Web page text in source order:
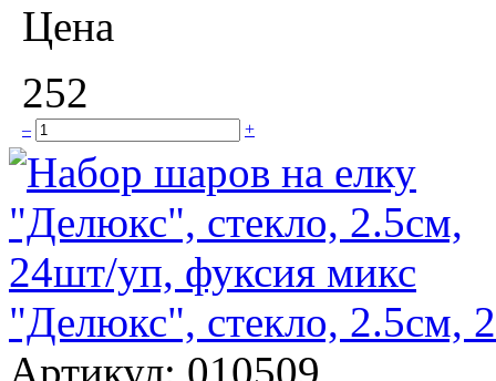
Цена
252
– +
"Делюкс", стекло, 2.5см,
Артикул: 010509